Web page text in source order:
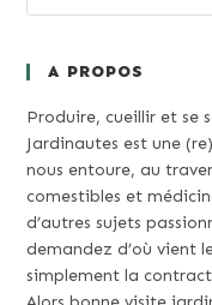
A PROPOS
Produire, cueillir et se
Jardinautes est une
nous entoure, au
comestibles et
d’autres sujets
demandez d’où vient
simplement la